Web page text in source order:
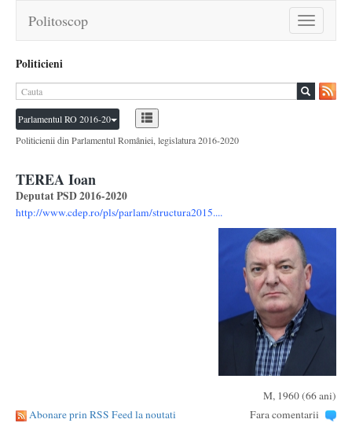
Toggle
navigation
Politoscop
Politicieni
Parlamentul RO 2016-20
Politicienii din Parlamentul României, legislatura 2016-2020
TEREA Ioan
Deputat PSD 2016-2020
http://www.cdep.ro/pls/parlam/structura2015....
M, 1960 (66 ani)
Abonare prin RSS Feed la noutati
Fara comentarii